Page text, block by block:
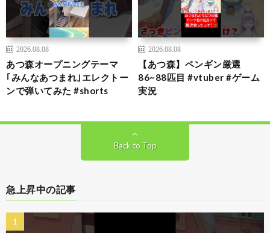
2026.08.08
あつ森オープニングテーマ
｢みんなあつまれ｣エレクトー
ンで弾いてみた #shorts
2026.08.08
【あつ森】ペンギン厳選
86~88匹目 #vtuber #ゲーム
実況
Back to Top
急上昇中の記事